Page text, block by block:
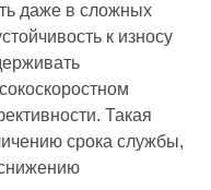
даже в сложных
к износу
Такая
срока службы,